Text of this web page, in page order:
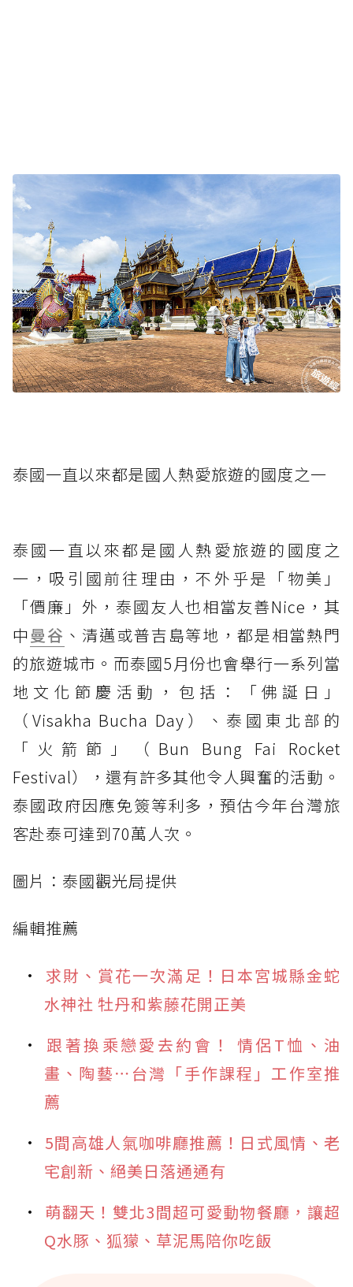
泰國一直以來都是國人熱愛旅遊的國度之一
泰國一直以來都是國人熱愛旅遊的國度之
一，吸引國前往理由，不外乎是「物美」
「價廉」外，泰國友人也相當友善Nice，其
中曼谷 、清邁或普吉島等地，都是相當熱門
的旅遊城市。而泰國5月份也會舉行一系列當
地文化節慶活動，包括：「佛誕日」
（Visakha Bucha Day）、泰國東北部的
「火箭節」（Bun Bung Fai Rocket
Festival），還有許多其他令人興奮的活動。
泰國政府因應免簽等利多，預估今年台灣旅
客赴泰可達到70萬人次。
圖片：泰國觀光局提供
編輯推薦
求財、賞花一次滿足！日本宮城縣金蛇
水神社 牡丹和紫藤花開正美
跟著換乘戀愛去約會！ 情侶T恤、油
畫、陶藝⋯台灣「手作課程」工作室推
薦
5間高雄人氣咖啡廳推薦！日式風情、老
宅創新、絕美日落通通有
萌翻天！雙北3間超可愛動物餐廳，讓超
Q水豚、狐獴、草泥馬陪你吃飯